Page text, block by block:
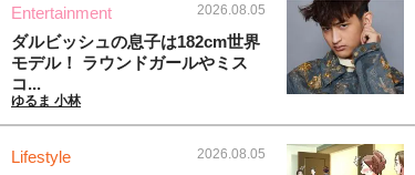
Entertainment 2026.08.05
ダルビッシュの息子は182cm世界
モデル！ ラウンドガールやミス
コ...
ゆるま 小林
Lifestyle 2026.08.05